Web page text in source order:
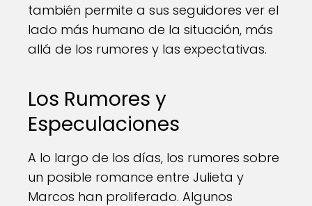
también permite a sus seguidores ver el
lado más humano de la situación, más
allá de los rumores y las expectativas.
Los Rumores y
Especulaciones
A lo largo de los días, los rumores sobre
un posible romance entre Julieta y
Marcos han proliferado. Algunos